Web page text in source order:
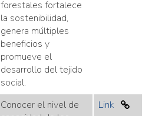
forestales fortalece
la sostenibilidad,
genera múltiples
beneficios y
promueve el
desarrollo del tejido
social.
Conocer el nivel de
Link